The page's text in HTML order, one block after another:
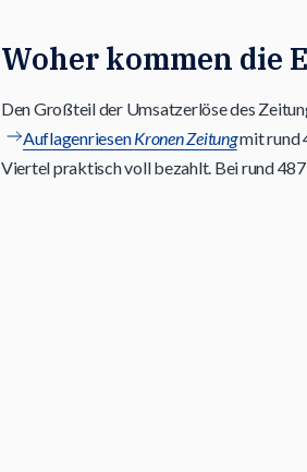
Woher kommen die
Den Großteil der Umsatzerlöse des
AuflagenriesenKronen Zeitungmit rund
Viertel praktisch voll bezahlt. Bei rund